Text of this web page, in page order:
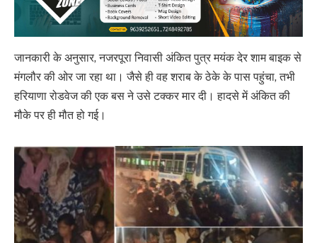
जानकारी के अनुसार, नजरपूरा निवासी अंकित पुत्र मयंक देर शाम बाइक से
मंगलौर की ओर जा रहा था। जैसे ही वह शराब के ठेके के पास पहुंचा, तभी
हरियाणा रोडवेज की एक बस ने उसे टक्कर मार दी। हादसे में अंकित की
मौके पर ही मौत हो गई।